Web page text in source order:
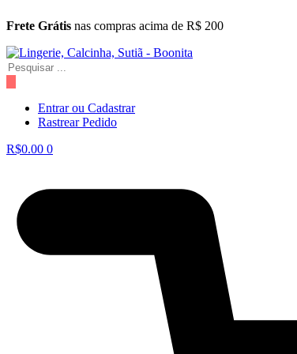
para
conteúdo
Frete Grátis nas compras acima de R$ 200
Pesquisar
Entrar ou Cadastrar
Rastrear Pedido
R$0.00 0